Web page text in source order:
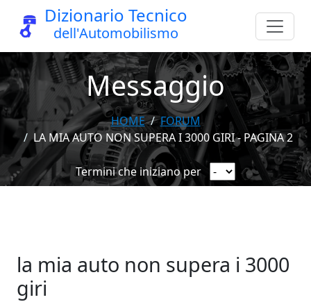
Dizionario Tecnico
dell'Automobilismo
Messaggio
HOME
FORUM
LA MIA AUTO NON SUPERA I 3000 GIRI - PAGINA 2
Termini che iniziano per
la mia auto non supera i 3000
giri